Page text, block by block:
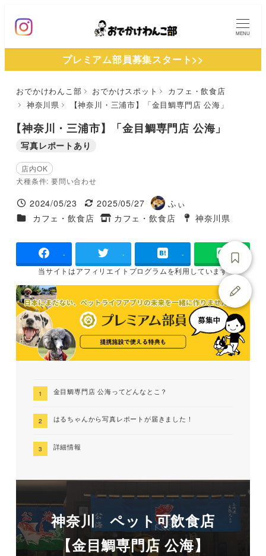
ン
MENU
プレミアム部員募集スタート>>
おでかけわんこ部 おでかけスポット
カフェ・飲食店
神奈川県
【神奈川・三浦市】「金目鯛専門店 公海」
【神奈川・三浦市】「金目鯛専門店 公海」
写真レポートあり
店内OK
犬種条件: 要問い合わせ
投稿日
2024/05/23
更新日
2025/05/27
著
者
ふぃ
施設ジャンル
カフェ・飲食店
タグ
カフェ・飲食店
タグ
神奈川県
- - -
当サイトはアフィリエイトプログラムを利用しています
金目鯛専門店 公海ってどんなとこ？
はるちゃんから写真レポートが届きました！
詳細情報
神奈川 ペット可飲食店
【金目鯛専門店 公海】